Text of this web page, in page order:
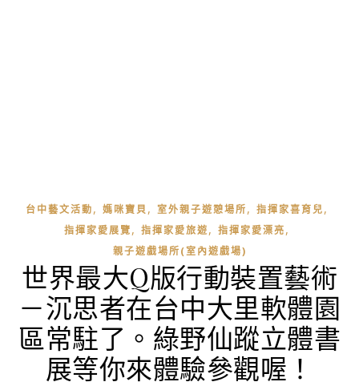
台中藝文活動, 媽咪寶貝, 室外親子遊憩場所, 指揮家喜育兒,
指揮家愛展覽, 指揮家愛旅遊, 指揮家愛漂亮,
親子遊戲場所(室內遊戲場)
世界最大Q版行動裝置藝術
－沉思者在台中大里軟體園
區常駐了。綠野仙蹤立體書
展等你來體驗參觀喔！